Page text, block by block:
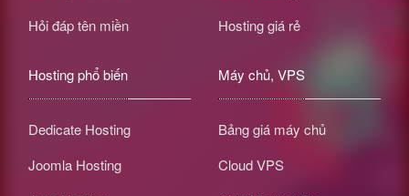
Hỏi đáp tên miền
Hosting giá rẻ
Hosting phổ biến
Dedicate Hosting
Joomla Hosting
Máy chủ, VPS
Bảng giá máy chủ
Cloud VPS